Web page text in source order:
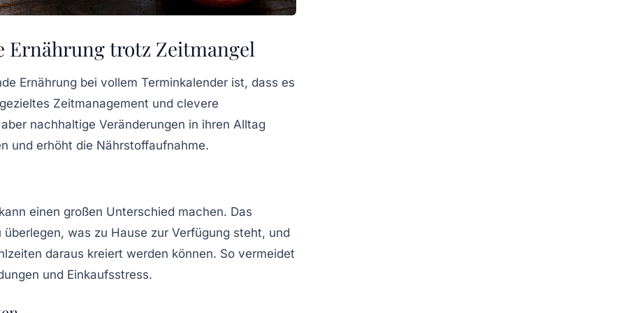
Ernährung trotz Zeitmangel
Ernährung bei vollem Terminkalender ist, dass es
Zeitmanagement und clevere
nachhaltige Veränderungen in ihren Alltag
und erhöht die Nährstoffaufnahme.
einen großen Unterschied machen. Das
was zu Hause zur Verfügung steht, und
daraus kreiert werden können. So vermeidet
und Einkaufsstress.